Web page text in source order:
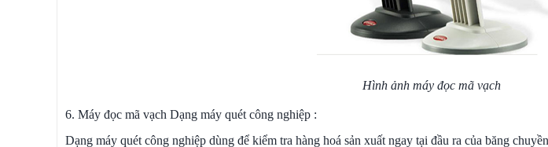
Hình ảnh máy đọc mã vạch
6. Máy đọc mã vạch Dạng máy quét công nghiệp :
Dạng máy quét công nghiệp dùng để kiểm tra hàng hoá sản xuất ngay tại đầu ra của băng